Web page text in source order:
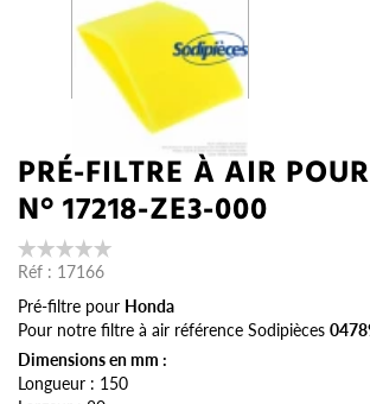
PRÉ-FILTRE À AIR
N° 17218-ZE3-000
Réf : 17166
Pré-filtre pour Honda
Pour notre filtre à air référence Sodipièces
Dimensions en mm :
Longueur : 150